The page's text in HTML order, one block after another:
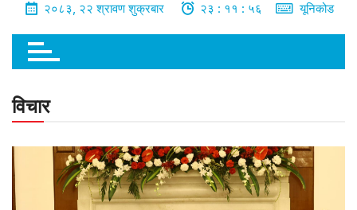
२०८३, २२ श्रावण शुक्रबार २३ : ११ : ५७ यूनिकोड
विचार